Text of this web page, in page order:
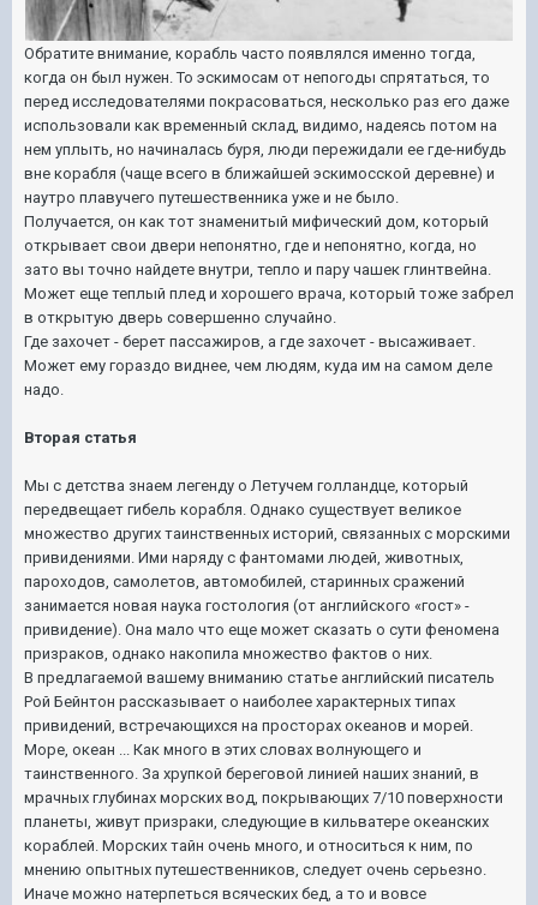
Обратите внимание, корабль часто появлялся именно тогда,
когда он был нужен. То эскимосам от непогоды спрятаться, то
перед исследователями покрасоваться, несколько раз его даже
использовали как временный склад, видимо, надеясь потом на
нем уплыть, но начиналась буря, люди пережидали ее где-нибудь
вне корабля (чаще всего в ближайшей эскимосской деревне) и
наутро плавучего путешественника уже и не было.
Получается, он как тот знаменитый мифический дом, который
открывает свои двери непонятно, где и непонятно, когда, но
зато вы точно найдете внутри, тепло и пару чашек глинтвейна.
Может еще теплый плед и хорошего врача, который тоже забрел
в открытую дверь совершенно случайно.
Где захочет - берет пассажиров, а где захочет - высаживает.
Может ему гораздо виднее, чем людям, куда им на самом деле
надо.
Вторая статья
Мы с детства знаем легенду о Летучем голландце, который
передвещает гибель корабля. Однако существует великое
множество других таинственных историй, связанных с морскими
привидениями. Ими наряду с фантомами людей, животных,
пароходов, самолетов, автомобилей, старинных сражений
занимается новая наука гостология (от английского «гост» -
привидение). Она мало что еще может сказать о сути феномена
призраков, однако накопила множество фактов о них.
В предлагаемой вашему вниманию статье английский писатель
Рой Бейнтон рассказывает о наиболее характерных типах
привидений, встречающихся на просторах океанов и морей.
Море, океан ... Как много в этих словах волнующего и
таинственного. За хрупкой береговой линией наших знаний, в
мрачных глубинах морских вод, покрывающих 7/10 поверхности
планеты, живут призраки, следующие в кильватере океанских
кораблей. Морских тайн очень много, и относиться к ним, по
мнению опытных путешественников, следует очень серьезно.
Иначе можно натерпеться всяческих бед, а то и вовсе